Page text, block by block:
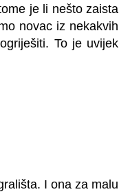
je li nešto zaista
novac iz nekakvih
To je uvijek
I ona za malu